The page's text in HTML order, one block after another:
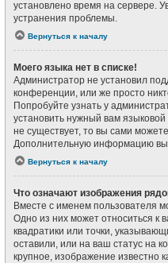
установлено время на сервере.
устранения проблемы.
Вернуться к началу
Моего языка нет в списке!
Администратор не установил
конференции, или же просто
Попробуйте узнать у
установить нужный вам языковой
не существует, то вы сами
Дополнительную информацию вы
Вернуться к началу
Что означают изображения
Вместе с именем пользователя
Одно из них может относиться к
квадратики или точки,
оставили, или на ваш статус на
крупное, изображение известно